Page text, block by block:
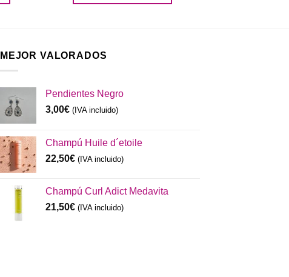
MEJOR VALORADOS
Pendientes Negro
3,00€ (IVA incluido)
Champú Huile d´etoile
22,50€ (IVA incluido)
Champú Curl Adict Medavita
21,50€ (IVA incluido)